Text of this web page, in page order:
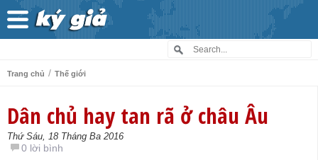
Trang chủ / Thế giới
Dân chủ hay tan rã ở châu Âu
Thứ Sáu, 18 Tháng Ba 2016
0 lời bình